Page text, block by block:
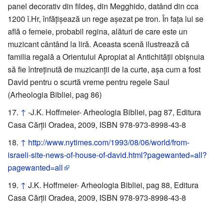
panel decorativ din fildeş, din Megghido, datând din cca
1200 î.Hr, înfăţişează un rege aşezat pe tron. În faţa lui se
află o femeie, probabil regina, alături de care este un
muzicant cântând la liră. Aceasta scenă ilustrează că
familia regală a Orientului Apropiat al Antichităţii obişnuia
să fie întreţinută de muzicanţii de la curte, aşa cum a fost
David pentru o scurtă vreme pentru regele Saul
(Arheologia Bibliei, pag 86)
↑ -J.K. Hoffmeier- Arheologia Bibliei, pag 87, Editura
Casa Cărţii Oradea, 2009, ISBN 978-973-8998-43-8
↑ http://www.nytimes.com/1993/08/06/world/from-
israeli-site-news-of-house-of-david.html?pagewanted=all?
pagewanted=all
↑ J.K. Hoffmeier- Arheologia Bibliei, pag 88, Editura
Casa Cărţii Oradea, 2009, ISBN 978-973-8998-43-8